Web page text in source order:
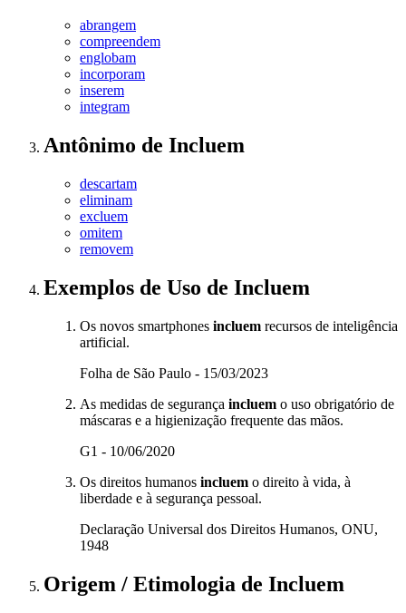
abrangem
compreendem
englobam
incorporam
inserem
integram
Antônimo de Incluem
descartam
eliminam
excluem
omitem
removem
Exemplos de Uso de Incluem
Os novos smartphones incluem recursos de inteligência
artificial.
Folha de São Paulo - 15/03/2023
As medidas de segurança incluem o uso obrigatório de
máscaras e a higienização frequente das mãos.
G1 - 10/06/2020
Os direitos humanos incluem o direito à vida, à
liberdade e à segurança pessoal.
Declaração Universal dos Direitos Humanos, ONU,
1948
Origem / Etimologia de Incluem